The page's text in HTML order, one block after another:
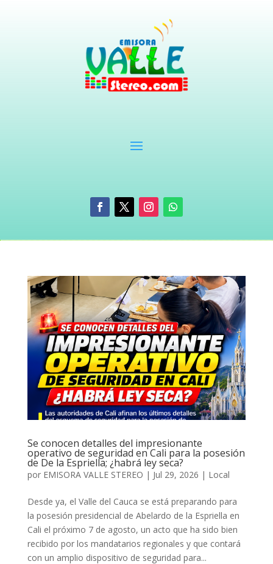
Se conocen detalles del impresionante
operativo de seguridad en Cali para la posesión
de De la Espriella; ¿habrá ley seca?
por EMISORA VALLE STEREO | Jul 29, 2026 | Local
Desde ya, el Valle del Cauca se está preparando para
la posesión presidencial de Abelardo de la Espriella en
Cali el próximo 7 de agosto, un acto que ha sido bien
recibido por los mandatarios regionales y que contará
con un amplio dispositivo de seguridad para...